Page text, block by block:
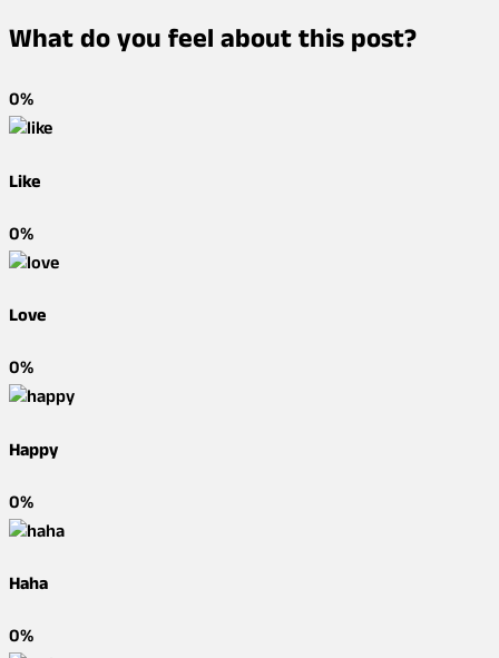
What do you feel about this post?
0%
Like
0%
Love
0%
Happy
0%
Haha
0%